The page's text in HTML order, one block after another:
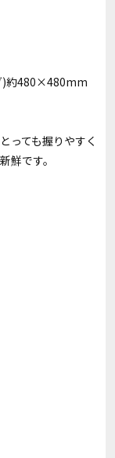
)約480×480mm
っても握りやすく
鮮です。